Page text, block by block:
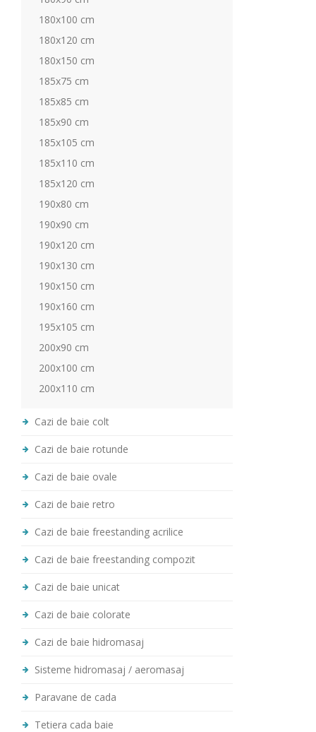
180x100 cm
180x120 cm
180x150 cm
185x75 cm
185x85 cm
185x90 cm
185x105 cm
185x110 cm
185x120 cm
190x80 cm
190x90 cm
190x120 cm
190x130 cm
190x150 cm
190x160 cm
195x105 cm
200x90 cm
200x100 cm
200x110 cm
Cazi de baie colt
Cazi de baie rotunde
Cazi de baie ovale
Cazi de baie retro
Cazi de baie freestanding acrilice
Cazi de baie freestanding compozit
Cazi de baie unicat
Cazi de baie colorate
Cazi de baie hidromasaj
Sisteme hidromasaj / aeromasaj
Paravane de cada
Tetiera cada baie